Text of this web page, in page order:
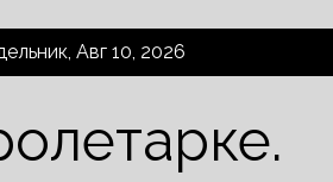
Авг 10, 2026